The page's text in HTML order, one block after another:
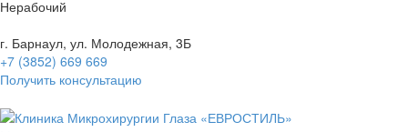
Нерабочий
г. Барнаул, ул. Молодежная, 3Б
+7 (3852) 669 669
Получить консультацию